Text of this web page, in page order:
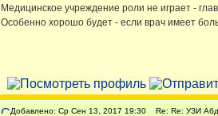
Медицинское учреждение роли не играет -
Особенно хорошо будет - если врач имеет
Добавлено: Ср Сен 13, 2017 19:30 Re: Re: УЗИ